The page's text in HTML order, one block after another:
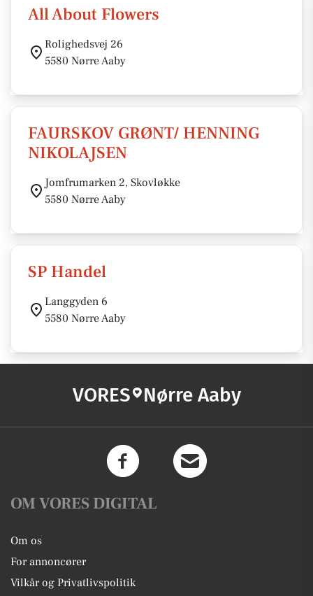
All About Flowers
Rolighedsvej 26
5580 Nørre Aaby
FAURSKOV GRØNT/ HENNING
NIKOLAJSEN
Jomfrumarken 2, Skovløkke
5580 Nørre Aaby
SP Handel
Langgyden 6
5580 Nørre Aaby
VORES Nørre Aaby
OM VORES DIGITAL
Om os
For annoncører
Vilkår og Privatlivspolitik